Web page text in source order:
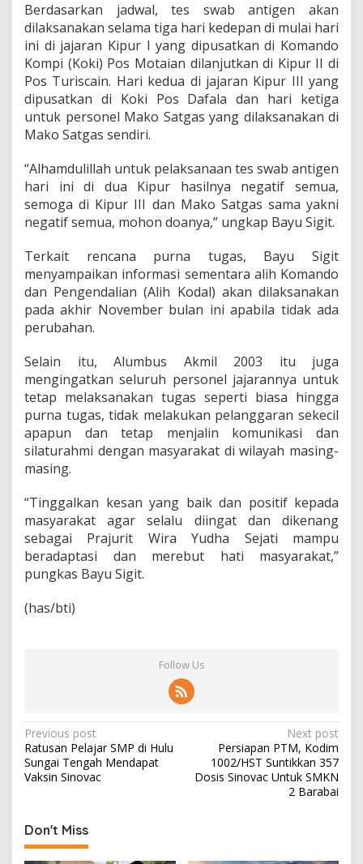
t
e
a
l
a
n
S
w
b
A
n
t
i
n
Berdasarkan jadwal, tes swab antigen akan
dilaksanakan selama tiga hari kedepan di mulai hari
ini di jajaran Kipur I yang dipusatkan di Komando
Kompi (Koki) Pos Motaian dilanjutkan di Kipur II di
Pos Turiscain. Hari kedua di jajaran Kipur III yang
dipusatkan di Koki Pos Dafala dan hari ketiga
untuk personel Mako Satgas yang dilaksanakan di
Mako Satgas sendiri.
“Alhamdulillah untuk pelaksanaan tes swab antigen
hari ini di dua Kipur hasilnya negatif semua,
semoga di Kipur III dan Mako Satgas sama yakni
negatif semua, mohon doanya,” ungkap Bayu Sigit.
Terkait rencana purna tugas, Bayu Sigit
menyampaikan informasi sementara alih Komando
dan Pengendalian (Alih Kodal) akan dilaksanakan
pada akhir November bulan ini apabila tidak ada
perubahan.
Selain itu, Alumbus Akmil 2003 itu juga
mengingatkan seluruh personel jajarannya untuk
tetap melaksanakan tugas seperti biasa hingga
purna tugas, tidak melakukan pelanggaran sekecil
apapun dan tetap menjalin komunikasi dan
silaturahmi dengan masyarakat di wilayah masing-
masing.
“Tinggalkan kesan yang baik dan positif kepada
masyarakat agar selalu diingat dan dikenang
sebagai Prajurit Wira Yudha Sejati mampu
beradaptasi dan merebut hati masyarakat,”
pungkas Bayu Sigit.
(has/bti)
Follow Us
P
o
s
n
a
Previous post
Ratusan Pelajar SMP di Hulu
Sungai Tengah Mendapat
Vaksin Sinovac
Next post
Persiapan PTM, Kodim
1002/HST Suntikkan 357
Dosis Sinovac Untuk SMKN
2 Barabai
Don't Miss